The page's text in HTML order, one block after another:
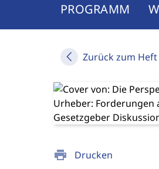
PROGRAMM
Zurück zum Heft
print Drucken